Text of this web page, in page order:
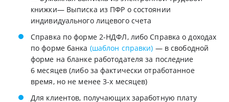
книжки— Выписка из ПФР о состоянии
индивидуального лицевого счета
Справка по форме 2-НДФЛ, либо Справка о доходах
по форме банка (шаблон справки) — в свободной
форме на бланке работодателя за последние
6 месяцев (либо за фактически отработанное
время, но не менее 3-х месяцев)
Для клиентов, получающих заработную плату